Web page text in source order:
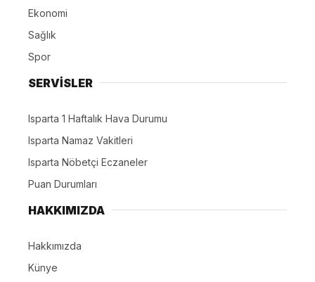
Ekonomi
Sağlık
Spor
SERVİSLER
Isparta 1 Haftalık Hava Durumu
Isparta Namaz Vakitleri
Isparta Nöbetçi Eczaneler
Puan Durumları
HAKKIMIZDA
Hakkımızda
Künye